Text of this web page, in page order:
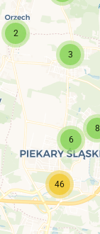
6
8
3
2
46